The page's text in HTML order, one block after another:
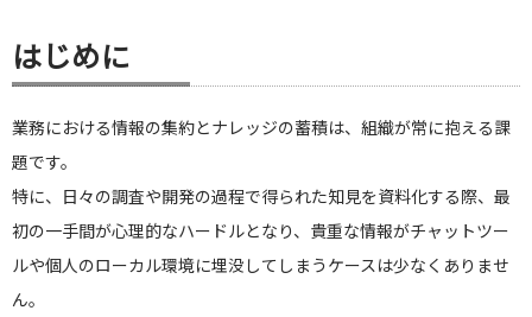
はじめに
業務における情報の集約とナレッジの蓄積は、組織が常に抱える課
題です。
特に、日々の調査や開発の過程で得られた知見を資料化する際、最
初の一手間が心理的なハードルとなり、貴重な情報がチャットツー
ルや個人のローカル環境に埋没してしまうケースは少なくありませ
ん。